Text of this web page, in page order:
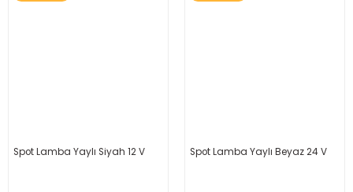
Spot Lamba Yaylı Siyah 12 V Spot Lamba Yaylı Beyaz 24 V